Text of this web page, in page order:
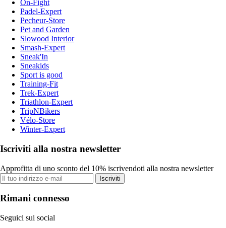
On-Fight
Padel-Expert
Pecheur-Store
Pet and Garden
Slowood Interior
Smash-Expert
Sneak'In
Sneakids
Sport is good
Training-Fit
Trek-Expert
Triathlon-Expert
TripNBikers
Vélo-Store
Winter-Expert
Iscriviti alla nostra newsletter
Approfitta di uno sconto del 10% iscrivendoti alla nostra newsletter
Iscriviti
Rimani connesso
Seguici sui social